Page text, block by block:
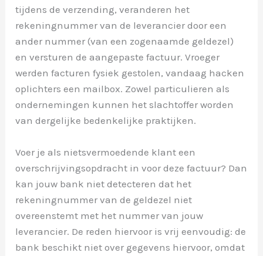
tijdens de verzending, veranderen het
rekeningnummer van de leverancier door een
ander nummer (van een zogenaamde geldezel)
en versturen de aangepaste factuur. Vroeger
werden facturen fysiek gestolen, vandaag hacken
oplichters een mailbox. Zowel particulieren als
ondernemingen kunnen het slachtoffer worden
van dergelijke bedenkelijke praktijken.
Voer je als nietsvermoedende klant een
overschrijvingsopdracht in voor deze factuur? Dan
kan jouw bank niet detecteren dat het
rekeningnummer van de geldezel niet
overeenstemt met het nummer van jouw
leverancier. De reden hiervoor is vrij eenvoudig: de
bank beschikt niet over gegevens hiervoor, omdat